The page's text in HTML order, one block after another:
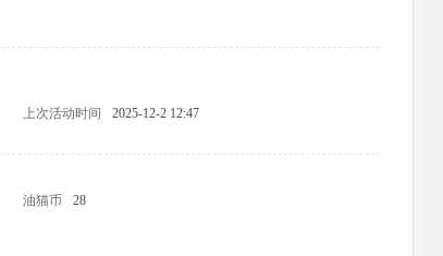
上次活动时间
2025-12-2 12:47
油猫币
28